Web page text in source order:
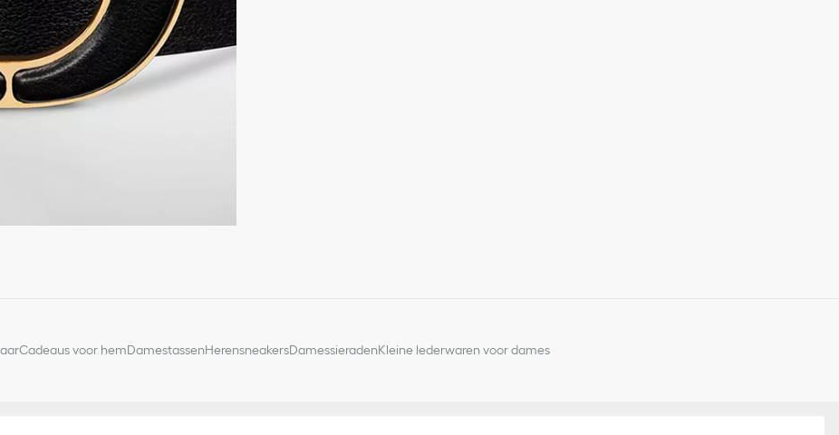
Cadeaus voor hemDamestassenHerensneakersDamessieradenKleine lederwaren voor dames